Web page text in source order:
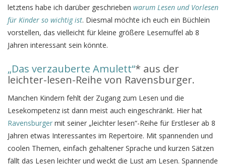
letztens habe ich darüber geschrieben warum Lesen und Vorlesen
für Kinder so wichtig ist. Diesmal möchte ich euch ein Büchlein
vorstellen, das vielleicht für kleine größere Lesemuffel ab 8
Jahren interessant sein könnte.
„Das verzauberte Amulett“* aus der
leichter-lesen-Reihe von Ravensburger.
Manchen Kindern fehlt der Zugang zum Lesen und die
Lesekompetenz ist dann meist auch eingeschränkt. Hier hat
Ravensburger mit seiner „leichter lesen“-Reihe für Erstleser ab 8
Jahren etwas Interessantes im Repertoire. Mit spannenden und
coolen Themen, einfach gehaltener Sprache und kurzen Sätzen
fällt das Lesen leichter und weckt die Lust am Lesen. Spannende